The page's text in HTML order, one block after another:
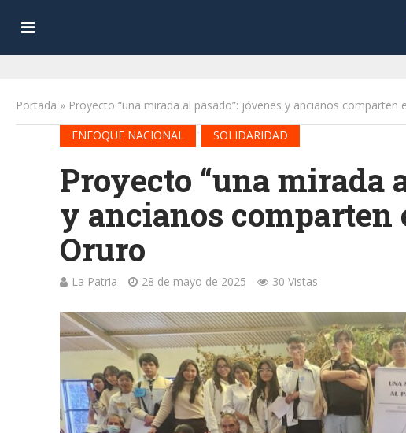
Portada » Proyecto “una mirada al pasado”: jóvenes y ancianos comparten
ENFOQUE NACIONAL
SOLIDARIDAD
Proyecto “una mirada
y ancianos comparten
Oruro
La Patria 28 de mayo de 2025 30 Vistas